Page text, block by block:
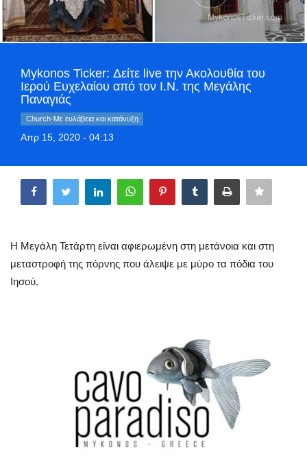
Travel
World
Style Adorés
Greece
Arts & Culture
Sport
Science & Tech
Mykonos Ticker: Δείτε live την Ακολουθία του
Ιερού Ευχελαίου από τον I.Ν. της Μεγάλης
Παναγιάς
Church-Με ευλάβεια και κατάνυξη
Απρ 15, 2020 - 04:13
Η Μεγάλη Τετάρτη είναι αφιερωμένη στη μετάνοια και στη
μεταστροφή της πόρνης που άλειψε με μύρο τα πόδια του
Ιησού.